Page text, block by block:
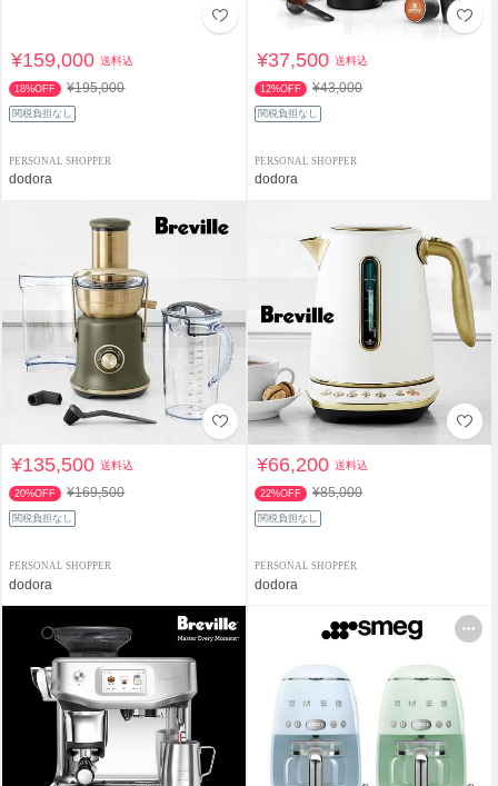
¥159,000送料込
18%OFF ¥195,000
関税負担なし
PERSONAL SHOPPER
dodora
¥37,500送料込
12%OFF ¥43,000
関税負担なし
PERSONAL SHOPPER
dodora
¥135,500送料込
20%OFF ¥169,500
関税負担なし
PERSONAL SHOPPER
dodora
¥66,200送料込
22%OFF ¥85,000
関税負担なし
PERSONAL SHOPPER
dodora